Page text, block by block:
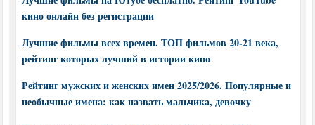
кино онлайн без регистрации
Лучшие фильмы всех времен. ТОП фильмов 20-21 века,
рейтинг которых лучший в истории кино
Рейтинг мужских и женских имен 2025/2026. Популярные и
необычные имена: как назвать мальчика, девочку